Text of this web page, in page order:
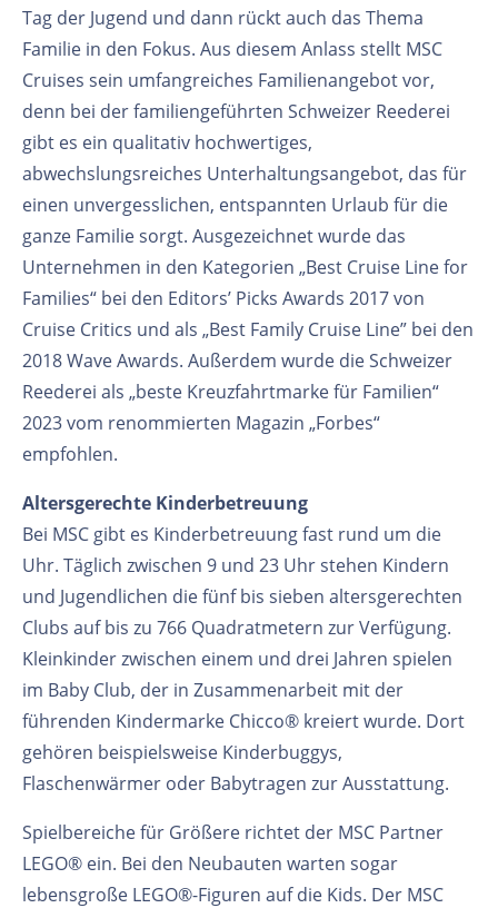
Tag der Jugend und dann rückt auch das Thema
Familie in den Fokus. Aus diesem Anlass stellt MSC
Cruises sein umfangreiches Familienangebot vor,
denn bei der familiengeführten Schweizer Reederei
gibt es ein qualitativ hochwertiges,
abwechslungsreiches Unterhaltungsangebot, das für
einen unvergesslichen, entspannten Urlaub für die
ganze Familie sorgt. Ausgezeichnet wurde das
Unternehmen in den Kategorien „Best Cruise Line for
Families“ bei den Editors’ Picks Awards 2017 von
Cruise Critics und als „Best Family Cruise Line” bei den
2018 Wave Awards. Außerdem wurde die Schweizer
Reederei als „beste Kreuzfahrtmarke für Familien“
2023 vom renommierten Magazin „Forbes“
empfohlen.
Altersgerechte Kinderbetreuung
Bei MSC gibt es Kinderbetreuung fast rund um die
Uhr. Täglich zwischen 9 und 23 Uhr stehen Kindern
und Jugendlichen die fünf bis sieben altersgerechten
Clubs auf bis zu 766 Quadratmetern zur Verfügung.
Kleinkinder zwischen einem und drei Jahren spielen
im Baby Club, der in Zusammenarbeit mit der
führenden Kindermarke Chicco® kreiert wurde. Dort
gehören beispielsweise Kinderbuggys,
Flaschenwärmer oder Babytragen zur Ausstattung.
Spielbereiche für Größere richtet der MSC Partner
LEGO® ein. Bei den Neubauten warten sogar
lebensgroße LEGO®-Figuren auf die Kids. Der MSC